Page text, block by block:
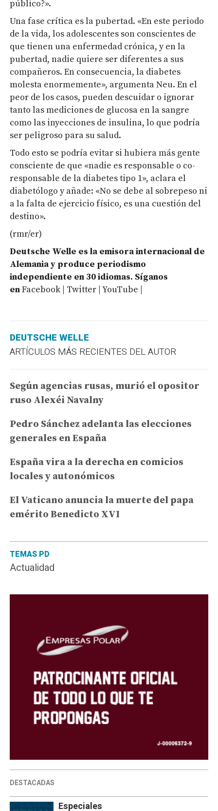
TEMAS PD
Actualidad
DESTACADAS
Especiales
público?».
Una fase crítica es la pubertad. «En este periodo
de la vida, los adolescentes son conscientes de
que tienen una enfermedad crónica, y en la
pubertad, nadie quiere ser diferentes a sus
compañeros. En consecuencia, la diabetes
molesta enormemente», argumenta Neu. En el
peor de los casos, pueden descuidar o ignorar
tanto las mediciones de glucosa en la sangre
como las inyecciones de insulina, lo que podría
ser peligroso para su salud.
Todo esto se podría evitar si hubiera más gente
consciente de que «nadie es responsable o co-
responsable de la diabetes tipo 1», aclara el
diabetólogo y añade: «No se debe al sobrepeso ni
a la falta de ejercicio físico, es una cuestión del
destino».
(rmr/er)
Deutsche Welle es la emisora internacional de
Alemania y produce periodismo
independiente en 30 idiomas. Síganos
enFacebook | Twitter | YouTube |
DEUTSCHE WELLE
ARTÍCULOS MÁS RECIENTES DEL AUTOR
Según agencias rusas, murió el opositor
ruso Alexéi Navalny
Pedro Sánchez adelanta las elecciones
generales en España
España vira a la derecha en comicios
locales y autonómicos
El Vaticano anuncia la muerte del papa
emérito Benedicto XVI